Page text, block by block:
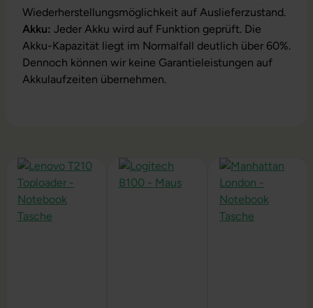
Wiederherstellungsmöglichkeit auf Auslieferzustand.
Akku: Jeder Akku wird auf Funktion geprüft. Die
Akku-Kapazität liegt im Normalfall deutlich über 60%.
Dennoch können wir keine Garantieleistungen auf
Akkulaufzeiten übernehmen.
Produktgalerie überspringen